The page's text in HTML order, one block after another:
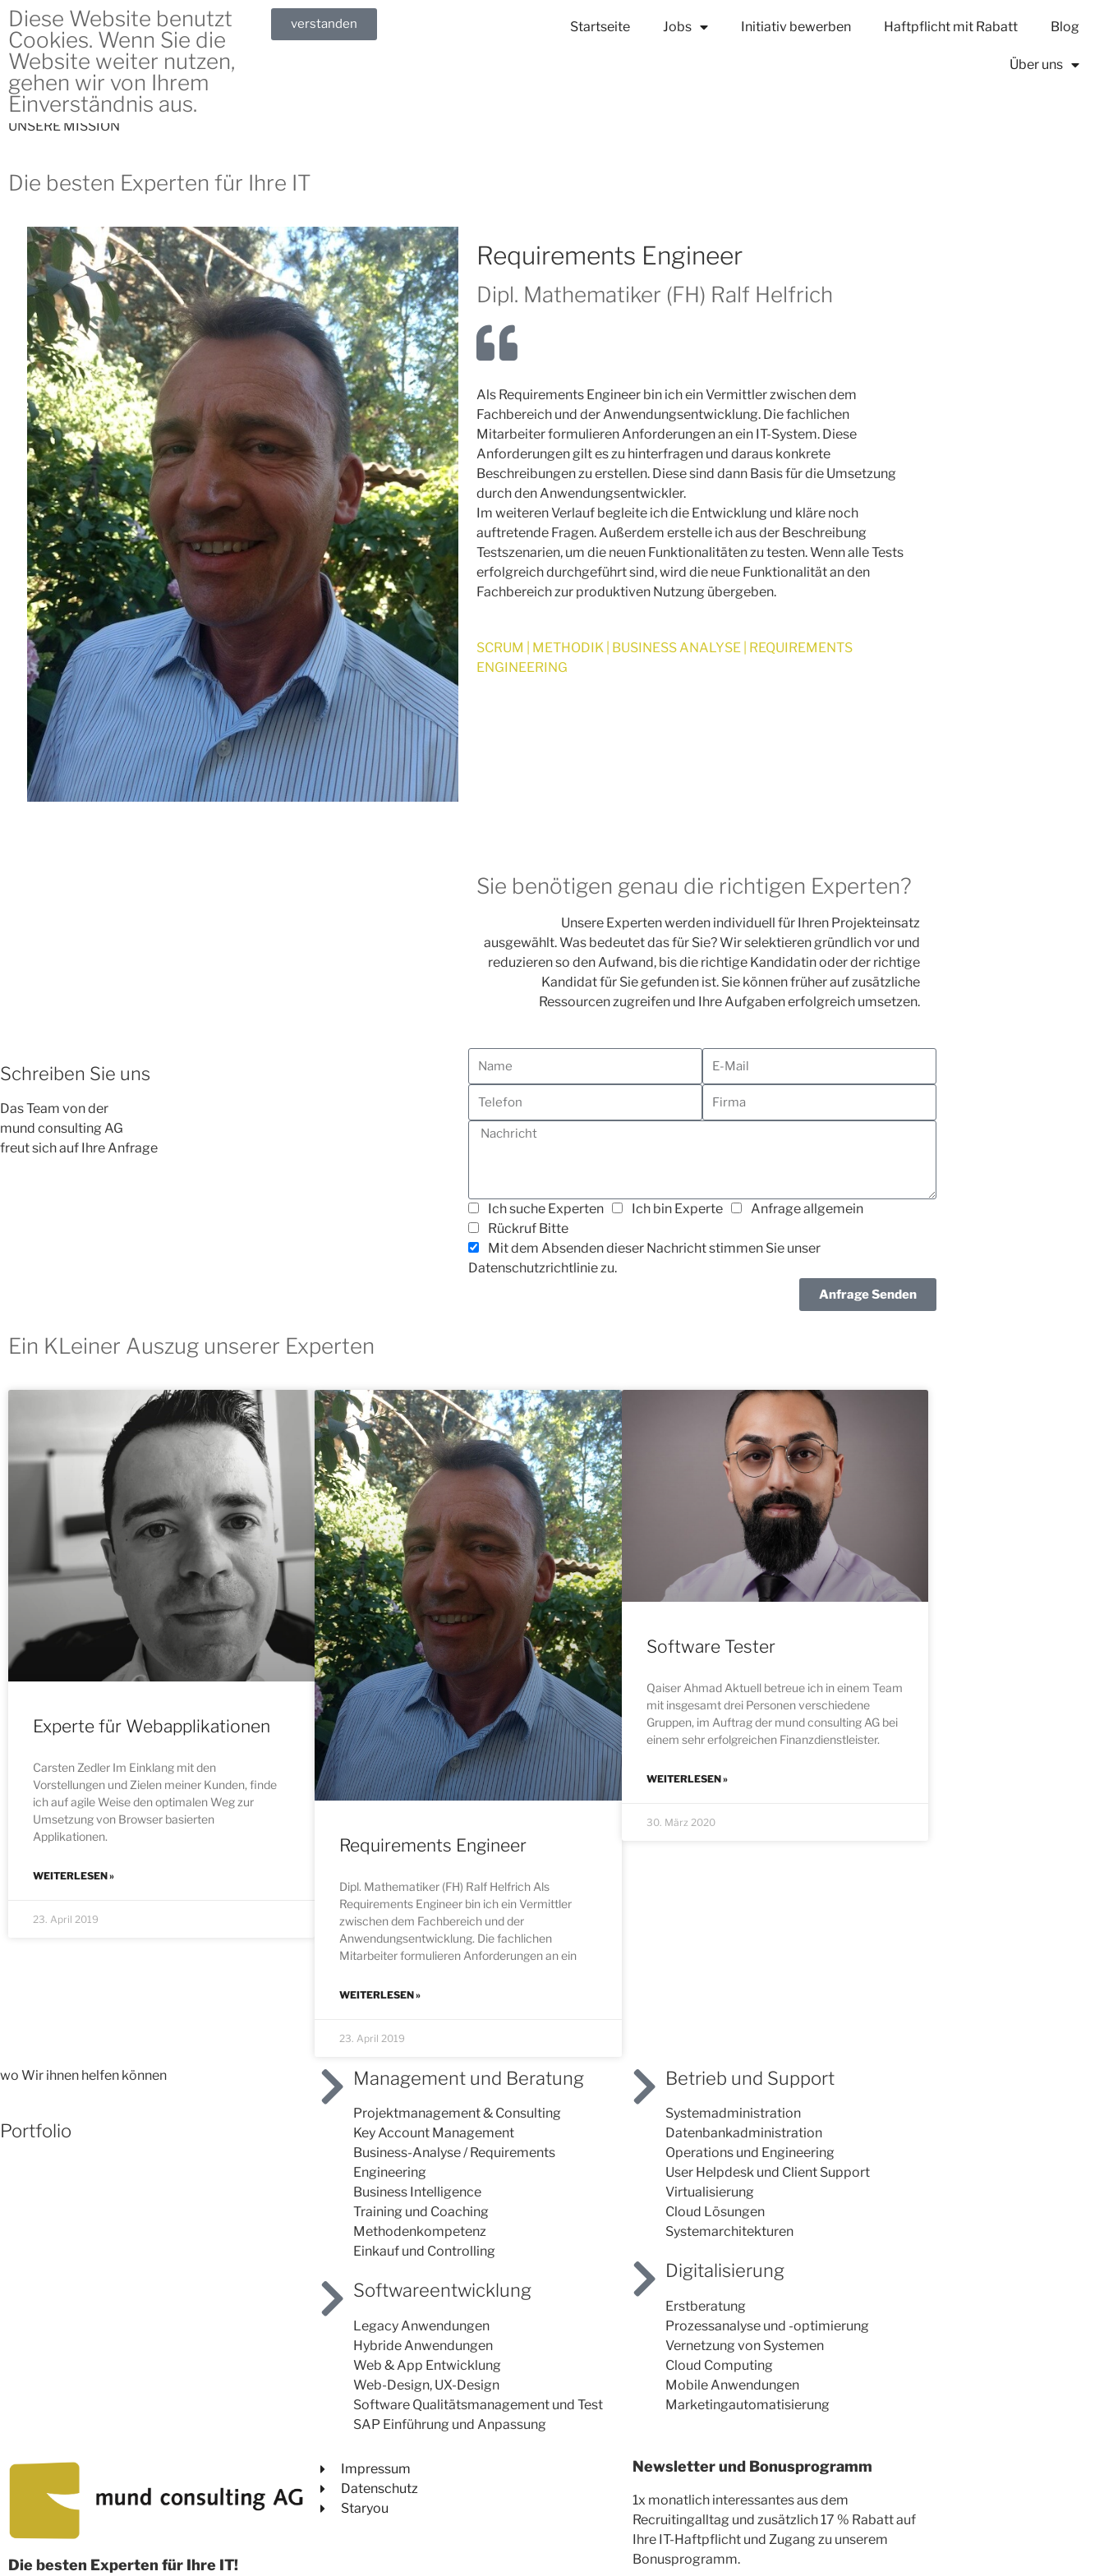
Startseite Jobs Initiativ bewerben Haftpflicht mit Rabatt Blog
Über uns
UNSERE MISSION
Die besten Experten für Ihre IT
Requirements Engineer
Dipl. Mathematiker (FH) Ralf Helfrich
Als Requirements Engineer bin ich ein Vermittler zwischen dem
Fachbereich und der Anwendungsentwicklung. Die fachlichen
Mitarbeiter formulieren Anforderungen an ein IT-System. Diese
Anforderungen gilt es zu hinterfragen und daraus konkrete
Beschreibungen zu erstellen. Diese sind dann Basis für die Umsetzung
durch den Anwendungsentwickler.
Im weiteren Verlauf begleite ich die Entwicklung und kläre noch
auftretende Fragen. Außerdem erstelle ich aus der Beschreibung
Testszenarien, um die neuen Funktionalitäten zu testen. Wenn alle Tests
erfolgreich durchgeführt sind, wird die neue Funktionalität an den
Fachbereich zur produktiven Nutzung übergeben.
SCRUM | METHODIK | BUSINESS ANALYSE | REQUIREMENTS
ENGINEERING
Sie benötigen genau die richtigen Experten?
Unsere Experten werden individuell für Ihren Projekteinsatz
ausgewählt. Was bedeutet das für Sie? Wir selektieren gründlich vor und
reduzieren so den Aufwand, bis die richtige Kandidatin oder der richtige
Kandidat für Sie gefunden ist. Sie können früher auf zusätzliche
Ressourcen zugreifen und Ihre Aufgaben erfolgreich umsetzen.
Schreiben Sie uns
Das Team von der
mund consulting AG
freut sich auf Ihre Anfrage
Ich suche Experten Ich bin Experte
Anfrage allgemein
Rückruf Bitte
Mit dem Absenden dieser Nachricht stimmen Sie unser
Datenschutzrichtlinie zu.
Anfrage Senden
Ein KLeiner Auszug unserer Experten
Experte für Webapplikationen
Carsten Zedler Im Einklang mit den
Vorstellungen und Zielen meiner Kunden, finde
ich auf agile Weise den optimalen Weg zur
Umsetzung von Browser basierten
Applikationen.
WEITERLESEN »
23. April 2019
Requirements Engineer
Dipl. Mathematiker (FH) Ralf Helfrich Als
Requirements Engineer bin ich ein Vermittler
zwischen dem Fachbereich und der
Anwendungsentwicklung. Die fachlichen
Mitarbeiter formulieren Anforderungen an ein
WEITERLESEN »
23. April 2019
Software Tester
Qaiser Ahmad Aktuell betreue ich in einem Team
mit insgesamt drei Personen verschiedene
Gruppen, im Auftrag der mund consulting AG bei
einem sehr erfolgreichen Finanzdienstleister.
WEITERLESEN »
30. März 2020
wo Wir ihnen helfen können
Portfolio
Management und Beratung
Projektmanagement & Consulting
Key Account Management
Business-Analyse / Requirements
Engineering
Business Intelligence
Training und Coaching
Methodenkompetenz
Einkauf und Controlling
Softwareentwicklung
Legacy Anwendungen
Hybride Anwendungen
Web & App Entwicklung
Web-Design, UX-Design
Software Qualitätsmanagement und Test
SAP Einführung und Anpassung
Betrieb und Support
Systemadministration
Datenbankadministration
Operations und Engineering
User Helpdesk und Client Support
Virtualisierung
Cloud Lösungen
Systemarchitekturen
Digitalisierung
Erstberatung
Prozessanalyse und -optimierung
Vernetzung von Systemen
Cloud Computing
Mobile Anwendungen
Marketingautomatisierung
Die besten Experten für Ihre IT!
Impressum
Datenschutz
Staryou
Newsletter und Bonusprogramm
1x monatlich interessantes aus dem
Recruitingalltag und zusätzlich 17 % Rabatt auf
Ihre IT-Haftpflicht und Zugang zu unserem
Bonusprogramm.
Diese Website benutzt
Cookies. Wenn Sie die
Website weiter nutzen,
gehen wir von Ihrem
Einverständnis aus.
verstanden